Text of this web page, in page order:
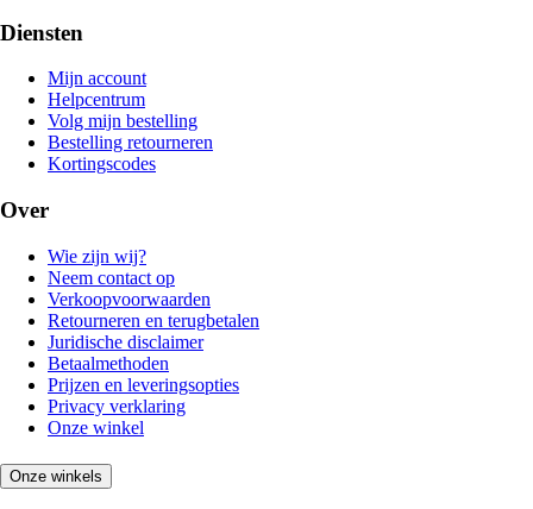
Diensten
Mijn account
Helpcentrum
Volg mijn bestelling
Bestelling retourneren
Kortingscodes
Over
Wie zijn wij?
Neem contact op
Verkoopvoorwaarden
Retourneren en terugbetalen
Juridische disclaimer
Betaalmethoden
Prijzen en leveringsopties
Privacy verklaring
Onze winkel
Onze winkels